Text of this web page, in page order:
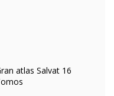
atlas Salvat 16